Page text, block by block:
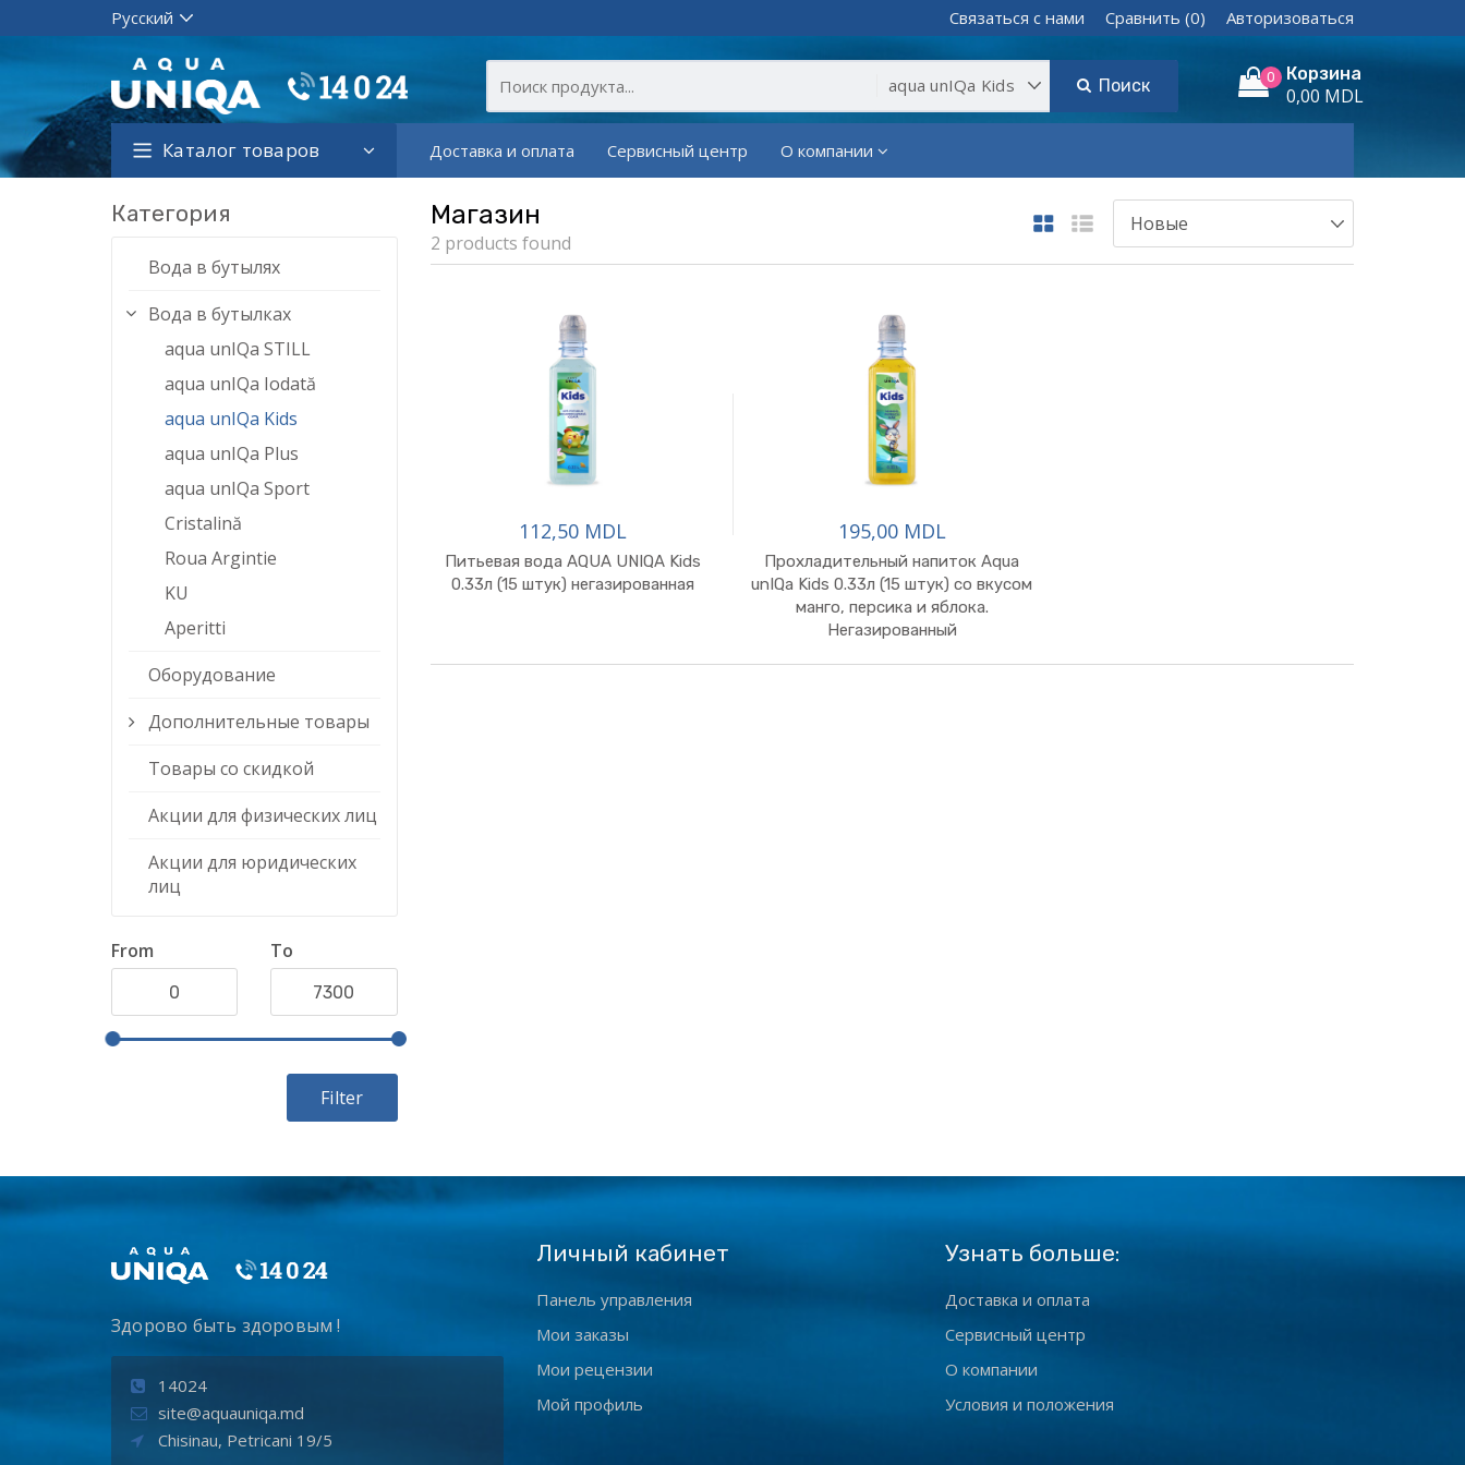
Связаться с нами Сравнить (0) Авторизоваться
0 Корзина
0,00 MDL
Поиск
Каталог товаров Доставка и оплата Сервисный центр О компании
Категория
Вода в бутылях
Вода в бутылках
aqua unIQa STILL
aqua unIQa Iodată
aqua unIQa Kids
aqua unIQa Plus
aqua unIQa Sport
Cristalină
Roua Argintie
KU
Aperitti
Оборудование
Дополнительные товары
Товары со скидкой
Акции для физических лиц
Акции для юридических
лиц
From To
Filter
Магазин
2 products found
112,50 MDL
Питьевая вода AQUA UNIQA Kids
0.33л (15 штук) негазированная
195,00 MDL
Прохладительный напиток Aqua
unIQa Kids 0.33л (15 штук) со вкусом
манго, персика и яблока.
Негазированный
Здорово быть здоровым !
14024
site@aquauniqa.md
Chisinau, Petricani 19/5
Личный кабинет
Панель управления
Мои заказы
Мои рецензии
Мой профиль
Узнать больше:
Доставка и оплата
Сервисный центр
О компании
Условия и положения